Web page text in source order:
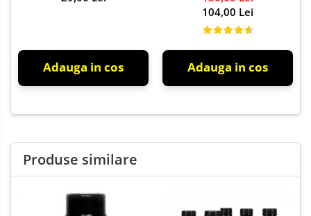
Adauga in cos
104,00 Lei
Adauga in cos
Produse similare